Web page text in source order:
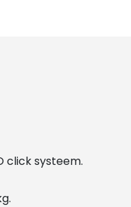
click systeem.